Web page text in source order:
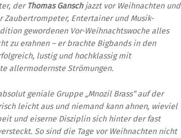
der Thomas Ganschjazzt vor Weihnachten und
Zaubertrompeter, Entertainer und Musik-
gewordenen Vor-Weihnachtswoche alles
zu erahnen – er brachte Bigbands in den
lustig und hochklassig mit
allermodernste Strömungen.
geniale Gruppe „Mnozil Brass“ auf der
leicht aus und niemand kann ahnen, wieviel
und eiserne Disziplin sich hinter der fast
So sind die Tage vor Weihnachten nicht